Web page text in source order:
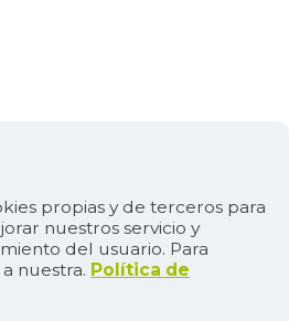
propias y de terceros para
nuestros servicio y
del usuario. Para
nuestra. Política de